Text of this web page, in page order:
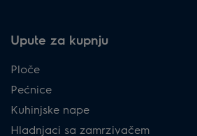
Upute za kupnju
Ploče
Pećnice
Kuhinjske nape
Hladnjaci sa zamrzivačem